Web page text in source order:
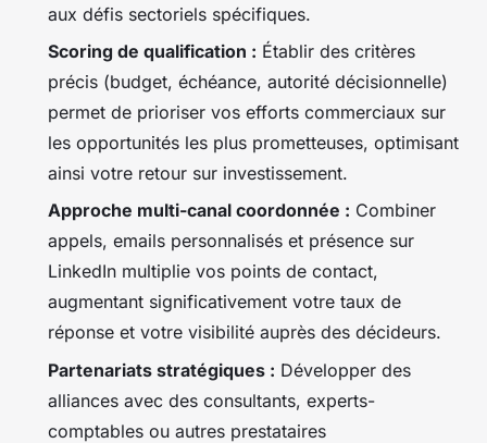
aux défis sectoriels spécifiques.
Scoring de qualification : Établir des critères
précis (budget, échéance, autorité décisionnelle)
permet de prioriser vos efforts commerciaux sur
les opportunités les plus prometteuses, optimisant
ainsi votre retour sur investissement.
Approche multi-canal coordonnée : Combiner
appels, emails personnalisés et présence sur
LinkedIn multiplie vos points de contact,
augmentant significativement votre taux de
réponse et votre visibilité auprès des décideurs.
Partenariats stratégiques : Développer des
alliances avec des consultants, experts-
comptables ou autres prestataires